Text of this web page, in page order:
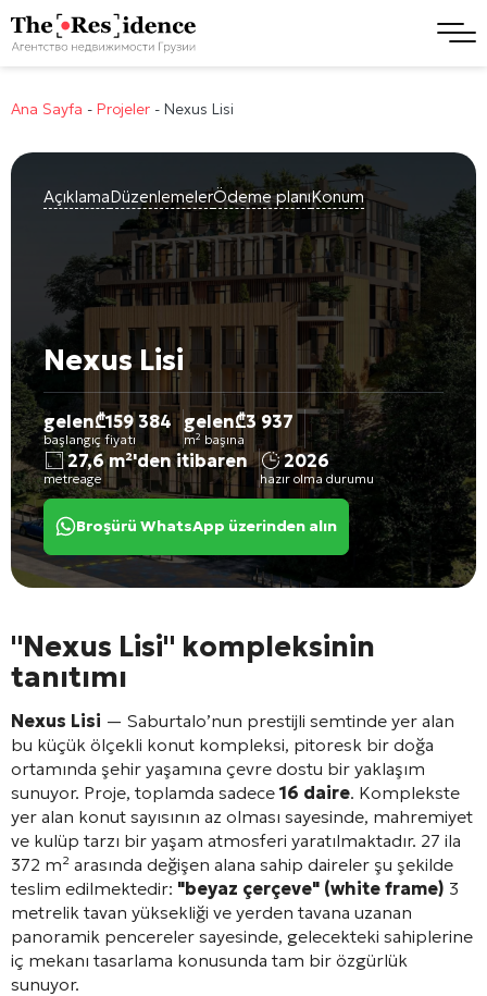
Ana Sayfa - Projeler - Nexus Lisi
AçıklamaDüzenlemelerÖdeme planıKonum
Nexus Lisi
gelen₾159 384
başlangıç fiyatı
gelen₾3 937
m² başına
27,6 m²'den itibaren
metreage
2026
hazır olma durumu
Broşürü WhatsApp üzerinden alın
"Nexus Lisi" kompleksinin
tanıtımı
Nexus Lisi — Saburtalo’nun prestijli semtinde yer alan
bu küçük ölçekli konut kompleksi, pitoresk bir doğa
ortamında şehir yaşamına çevre dostu bir yaklaşım
sunuyor. Proje, toplamda sadece 16 daire. Komplekste
yer alan konut sayısının az olması sayesinde, mahremiyet
ve kulüp tarzı bir yaşam atmosferi yaratılmaktadır. 27 ila
372 m² arasında değişen alana sahip daireler şu şekilde
teslim edilmektedir: "beyaz çerçeve" (white frame) 3
metrelik tavan yüksekliği ve yerden tavana uzanan
panoramik pencereler sayesinde, gelecekteki sahiplerine
iç mekanı tasarlama konusunda tam bir özgürlük
sunuyor.